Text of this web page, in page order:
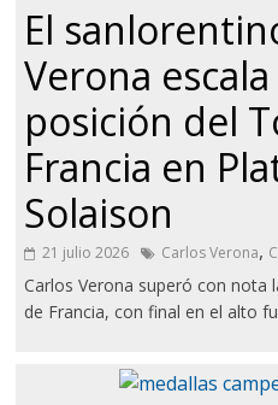
El
Verona escala
posición del
Francia en
Solaison
21 julio 2026 Carlos Verona,
Carlos Verona superó con nota
de Francia, con final en el alto